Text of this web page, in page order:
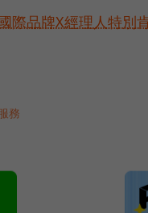
際品牌X經理人特別
務